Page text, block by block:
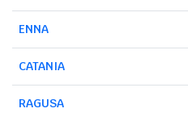
ENNA
CATANIA
RAGUSA